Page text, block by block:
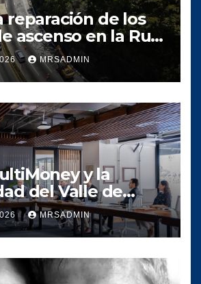
reparación de los
ascenso en la Ruta
Mixco-San
MRSADMIN
y la
del Valle de
crean alianza
el talento
con la banca
MRSADMIN